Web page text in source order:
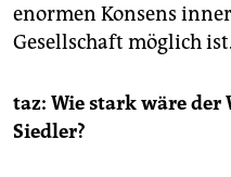
enormen Konsens
Gesellschaft möglich ist.
taz: Wie stark wäre der
Siedler?